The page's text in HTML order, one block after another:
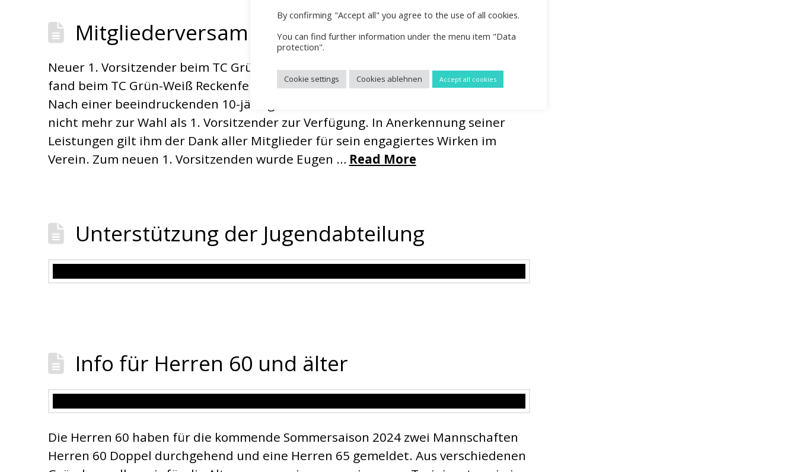
Mitgliederversammlung 2026
Neuer 1. Vorsitzender beim TC Grün-Weiß Reckenfeld In der vergangenen Woche
fand beim TC Grün-Weiß Reckenfeld die jährliche Mitgliederversammlung statt.
Nach einer beeindruckenden 10-jährigen Amtszeit stellte sich Manfred Zilske
nicht mehr zur Wahl als 1. Vorsitzender zur Verfügung. In Anerkennung seiner
Leistungen gilt ihm der Dank aller Mitglieder für sein engagiertes Wirken im
Verein. Zum neuen 1. Vorsitzenden wurde Eugen … Read More
Unterstützung der Jugendabteilung
Info für Herren 60 und älter
Die Herren 60 haben für die kommende Sommersaison 2024 zwei Mannschaften
Herren 60 Doppel durchgehend und eine Herren 65 gemeldet. Aus verschiedenen
By confirming "Accept all" you agree to the use of all cookies.
You can find further information under the menu item "Data
protection".
Cookie settings Cookies ablehnen Accept all cookies